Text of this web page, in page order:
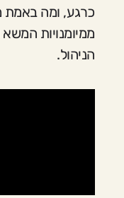
כרגע, ומה באמת
ממיומנויות
הניהול.